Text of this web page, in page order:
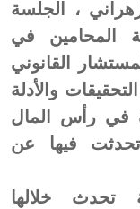
، الجلسة
المحامين في
القانوني
والأدلة
في رأس المال
تحدثت فيها عن
تحدث خلالها